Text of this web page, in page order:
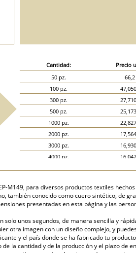
Cantidad: Precio
50 pz.
66,2
100 pz.
300 pz.
500 pz.
1000 pz.
2000 pz.
3000 pz.
4000 pz.
M149, para diversos productos textiles
también conocido como cuero sintético, de
presentadas en esta página y las
unos segundos, de manera sencilla y
otra imagen con un diseño complejo, y
y el país donde se ha fabricado tu
la cantidad y de la producción y el plazo de